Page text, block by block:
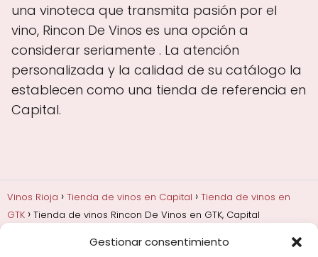
Gestionar consentimiento
una vinoteca que transmita pasión por el
vino, Rincon De Vinos es una opción a
considerar seriamente . La atención
personalizada y la calidad de su catálogo la
establecen como una tienda de referencia en
Capital.
Vinos Rioja Tienda de vinos en Capital
Tienda de vinos en
GTK
Tienda de vinos Rincon De Vinos en GTK, Capital
Añadas, crianza y guarda
Bodegas y marcas de